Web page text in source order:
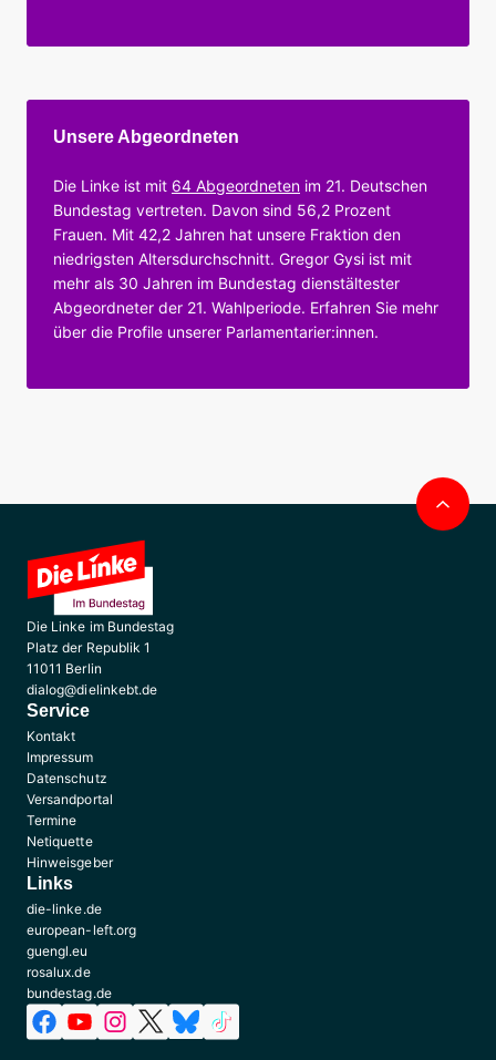
Unsere Abgeordneten
Die Linke ist mit 64 Abgeordneten im 21. Deutschen
Bundestag vertreten. Davon sind 56,2 Prozent
Frauen. Mit 42,2 Jahren hat unsere Fraktion den
niedrigsten Altersdurchschnitt. Gregor Gysi ist mit
mehr als 30 Jahren im Bundestag dienstältester
Abgeordneter der 21. Wahlperiode. Erfahren Sie mehr
über die Profile unserer Parlamentarier:innen.
Die Linke im Bundestag
Platz der Republik 1
11011 Berlin
dialog@dielinkebt.de
Service
Kontakt
Impressum
Datenschutz
Versandportal
Termine
Netiquette
Hinweisgeber
Links
die-linke.de
european-left.org
guengl.eu
rosalux.de
bundestag.de